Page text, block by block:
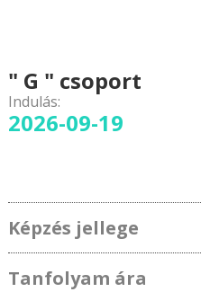
" G " csoport
Indulás:
2026-09-19
Képzés jellege
Tanfolyam ára